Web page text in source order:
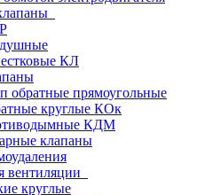
КЛ
обратные прямоугольные
круглые КОк
КДМ
клапаны
вентиляции
круглые